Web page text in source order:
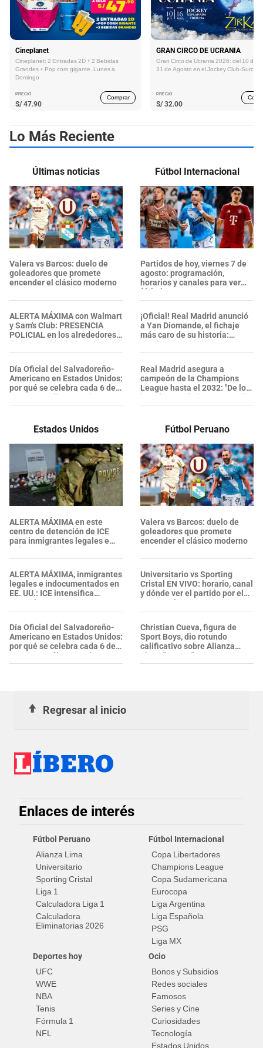
Cineplanet
Cineplanet: 2 Entradas 2D + 2 Bebidas
Grandes + Pop corn gigante. Lunes a
Domingo
PRECIO
S/ 47.90
Comprar
GRAN CIRCO DE UCRANIA
Gran Circo de Ucrania 2026: del 10 de
31 de Agosto en el Jockey Club-Surco
PRECIO
S/ 32.00
Lo Más Reciente
Últimas noticias
Valera vs Barcos: duelo de
goleadores que promete
encender el clásico moderno
ALERTA MÁXIMA con Walmart
y Sam's Club: PRESENCIA
POLICIAL en los alrededores
de los establecimientos en
esta zona, ¿se confirmaron
heridos?
Día Oficial del Salvadoreño-
Americano en Estados Unidos:
por qué se celebra cada 6 de
agosto y cuál es su origen
Fútbol Internacional
Partidos de hoy, viernes 7 de
agosto: programación,
horarios y canales para ver
fútbol GRATIS
¡Oficial! Real Madrid anunció
a Yan Diomande, el fichaje
más caro de su historia:
¿Cuánto pagó?
Real Madrid asegura a
campeón de la Champions
League hasta el 2032: "De los
jugadores más importantes"
Estados Unidos
ALERTA MÁXIMA en este
centro de detención de ICE
para inmigrantes legales e
indocumentados en EE. UU.:
SALVADOREÑO falleció tras
sufrir una "emergencia
médica"
ALERTA MÁXIMA, inmigrantes
legales e indocumentados en
EE. UU.: ICE intensifica
operativos en aeropuertos y
arresta a NUMEROSOS
EXTRANJEROS en un solo día
Día Oficial del Salvadoreño-
Americano en Estados Unidos:
por qué se celebra cada 6 de
agosto y cuál es su origen
Fútbol Peruano
Valera vs Barcos: duelo de
goleadores que promete
encender el clásico moderno
Universitario vs Sporting
Cristal EN VIVO: horario, canal
y dónde ver el partido por el
Torneo Clausura 2026
Christian Cueva, figura de
Sport Boys, dio rotundo
calificativo sobre Alianza
Lima: "Es un..."
Regresar al inicio
Enlaces de interés
Fútbol Peruano
Alianza Lima
Universitario
Sporting Cristal
Liga 1
Calculadora Liga 1
Calculadora
Eliminatorias 2026
Fútbol Internacional
Copa Libertadores
Champions League
Copa Sudamericana
Eurocopa
Liga Argentina
Liga Española
PSG
Liga MX
Deportes hoy
UFC
WWE
NBA
Tenis
Fórmula 1
NFL
Ocio
Bonos y Subsidios
Redes sociales
Famosos
Series y Cine
Curiosidades
Tecnología
Estados Unidos